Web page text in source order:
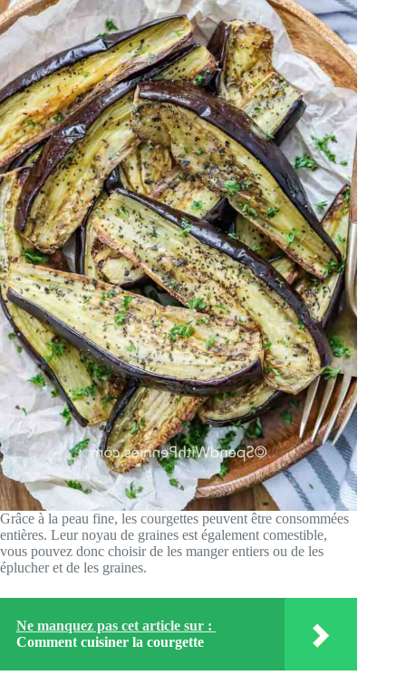
Grâce à la peau fine, les courgettes peuvent être consommées
entières. Leur noyau de graines est également comestible,
vous pouvez donc choisir de les manger entiers ou de les
éplucher et de les graines.
Ne manquez pas cet article sur :
Comment cuisiner la courgette